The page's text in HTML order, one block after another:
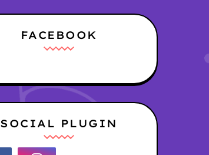
FACEBOOK
SOCIAL PLUGIN